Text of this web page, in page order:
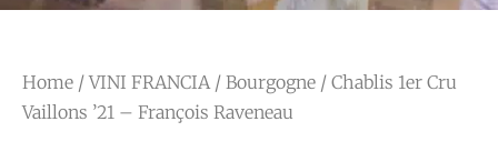
Home /VINI FRANCIA / Bourgogne / Chablis 1er Cru
Vaillons ’21 – François Raveneau